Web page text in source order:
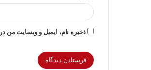
ذخیره نام، ایمیل و وبسایت من